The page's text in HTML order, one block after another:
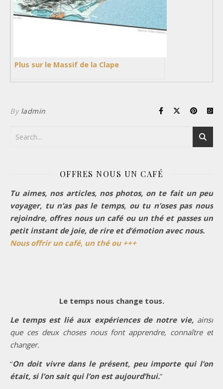
Plus sur le Massif de la Clape
By ladmin
OFFRES NOUS UN CAFÉ
Tu aimes, nos articles, nos photos, on te fait un peu
voyager, tu n’as pas le temps, ou tu n’oses pas nous
rejoindre, offres nous un café ou un thé et passes un
petit instant de joie, de rire et d’émotion avec nous.
Nous offrir un café, un thé ou +++
Le temps nous change tous.
Le temps est lié aux expériences de notre vie, ainsi
que ces deux choses nous font apprendre, connaître et
changer.
“On doit vivre dans le présent, peu importe qui l’on
était, si l’on sait qui l’on est aujourd’hui.”